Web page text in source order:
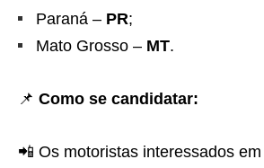
Paraná – PR;
Mato Grosso – MT.
📌 Como se candidatar:
📲 Os motoristas interessados